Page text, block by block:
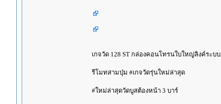
เกจวัด 128 ST กล่องคอนโทรนใบใหญ่ลิงค์ระบ
รีโมทสามปุ่ม #เกจวัดรุ่นใหม่ล่าสุด
#ใหม่ล่าสุดวัดบูสต้องหน้า 3 บาร์